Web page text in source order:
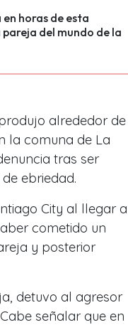
horas de esta
del mundo de la
alrededor de
la comuna de La
tras ser
ebriedad.
City al llegar a
cometido un
y posterior
detuvo al agresor
señalar que en